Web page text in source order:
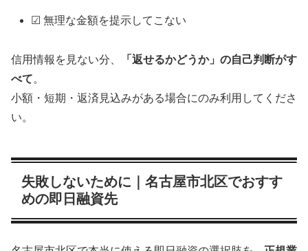
☑ 無理な金額を提示してこない
信用情報を見ない分、
「返せるかどうか」の自己判断がす
べて。
小額・短期・返済見込みがある場合にのみ利用してくださ
い。
失敗しないために｜名古屋市北区でおすす
めの即日融資先